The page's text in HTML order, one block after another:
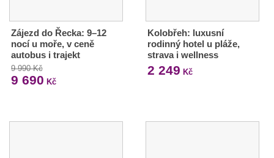
Zájezd do Řecka: 9–12
nocí u moře, v ceně
autobus i trajekt
9 990 Kč
9 690 Kč
Kolobřeh: luxusní
rodinný hotel u pláže,
strava i wellness
2 249 Kč